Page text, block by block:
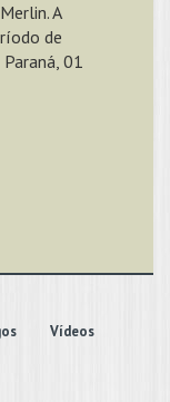
A
de
01
Vídeos